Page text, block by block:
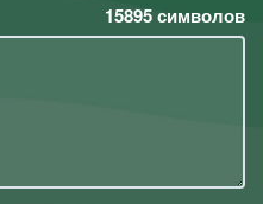
15895символов